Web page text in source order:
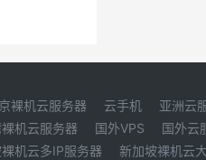
裸机云服务器 云手机 亚洲云
机云服务器 国外VPS 国外云
机云多IP服务器 新加坡裸机云